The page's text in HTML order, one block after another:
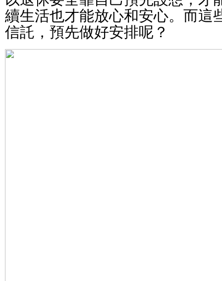
續生活也才能放心和安心。而這
信託，預先做好安排呢？